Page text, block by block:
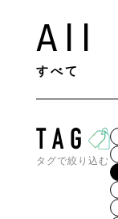
All
すべて
タグで絞り込む